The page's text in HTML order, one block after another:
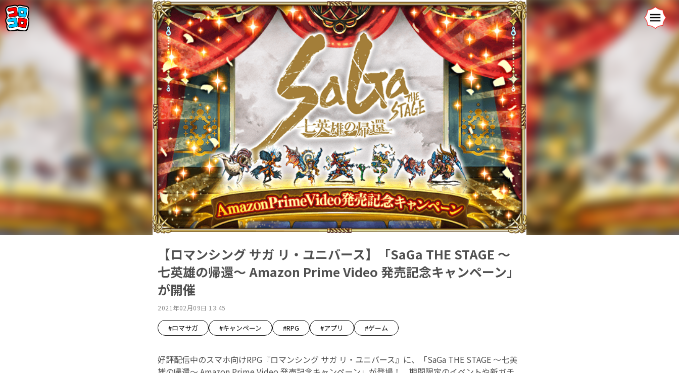
【ロマンシング サガ リ・ユニバース】「SaGa THE STAGE 〜
七英雄の帰還〜 Amazon Prime Video 発売記念キャンペーン」
が開催
2021年02月09日 13:45
#ロマサガ #キャンペーン #RPG #アプリ #ゲーム
好評配信中のスマホ向けRPG『ロマンシング サガ リ・ユニバース』に、「SaGa THE STAGE 〜七英